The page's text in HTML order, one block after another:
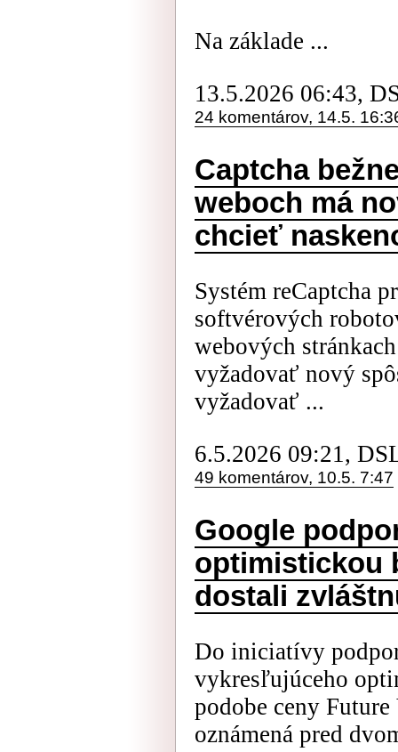
Na základe ...
13.5.2026 06:43,
24 komentárov, 14.5.
Captcha
weboch má
chcieť
Systém reCaptcha
softvérových
webových
vyžadovať nový
vyžadovať ...
6.5.2026 09:21,
49 komentárov, 10.5. 7:47
Google
optimistickou
dostali
Do iniciatívy
vykresľujúceho
podobe ceny
oznámená pred